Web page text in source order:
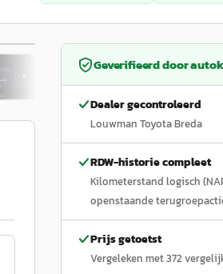
/32
Geverifieerd door
Dealer gecontroleerd
Louwman Toyota Breda
RDW-historie compleet
Kilometerstand logisch
openstaande
Prijs getoetst
Vergeleken met372